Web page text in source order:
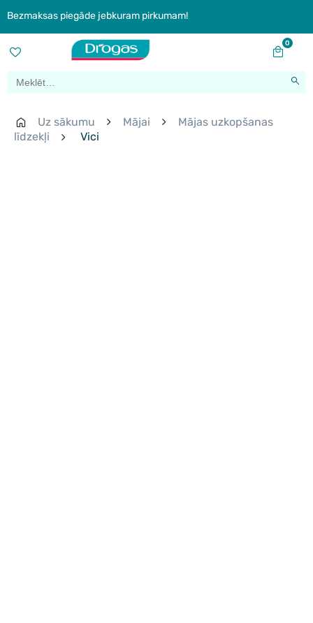
Bezmaksas piegāde jebkuram pirkumam!
0
Uz sākumu Mājai
Mājas uzkopšanas
līdzekļi
Vici